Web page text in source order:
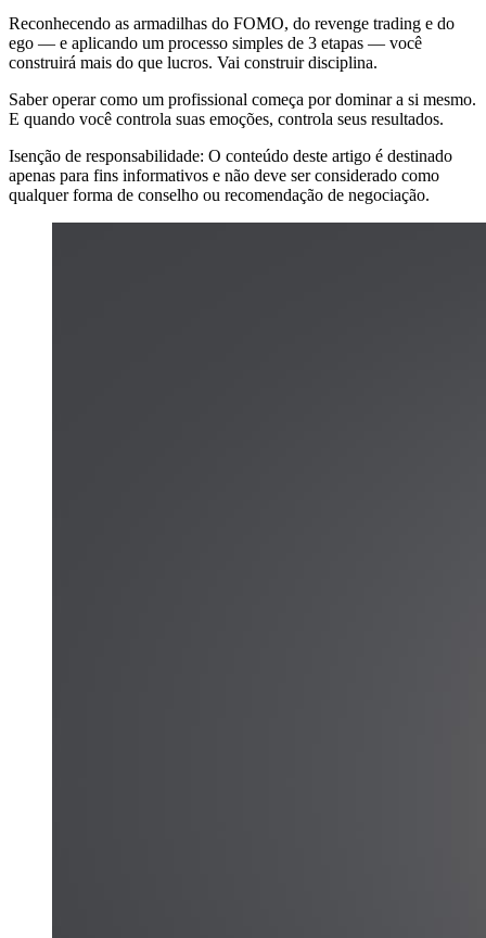
Reconhecendo as armadilhas do FOMO, do revenge trading e do
ego — e aplicando um processo simples de 3 etapas — você
construirá mais do que lucros. Vai construir disciplina.
Saber operar como um profissional começa por dominar a si mesmo.
E quando você controla suas emoções, controla seus resultados.
Isenção de responsabilidade: O conteúdo deste artigo é destinado
apenas para fins informativos e não deve ser considerado como
qualquer forma de conselho ou recomendação de negociação.